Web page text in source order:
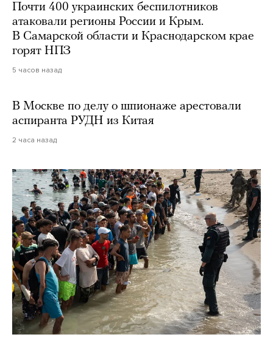
Почти 400 украинских беспилотников
атаковали регионы России и Крым.
В Самарской области и Краснодарском крае
горят НПЗ
5 часов назад
В Москве по делу о шпионаже арестовали
аспиранта РУДН из Китая
2 часа назад